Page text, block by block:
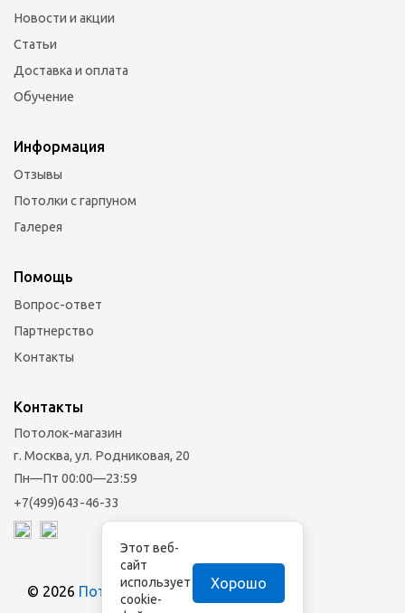
Новости и акции
Статьи
Доставка и оплата
Обучение
Информация
Отзывы
Потолки с гарпуном
Галерея
Помощь
Вопрос-ответ
Партнерство
Контакты
Контакты
Потолок-магазин
г. Москва, ул. Родниковая, 20
Пн—Пт 00:00—23:59
+7(499)643-46-33
Этот веб-
сайт
использует
cookie-
Хорошо
© 2026 Потолок-магазин